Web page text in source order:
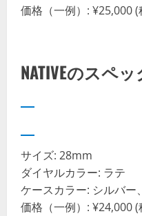
価格（一例）: ¥25,000 (
NATIVEのスペッ
サイズ: 28mm
ダイヤルカラー: ラテ
ケースカラー: シルバー
価格（一例）: ¥24,000 (